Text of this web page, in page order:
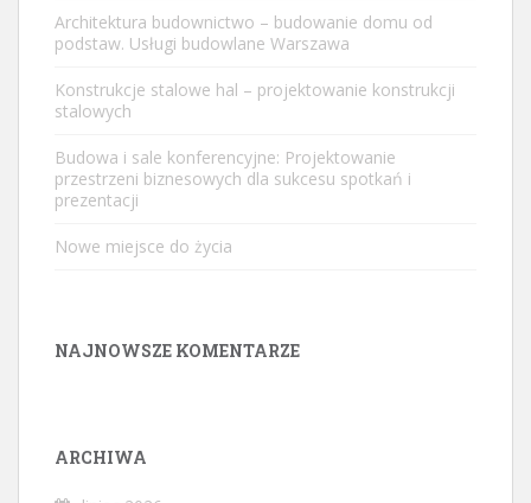
Architektura budownictwo – budowanie domu od
podstaw. Usługi budowlane Warszawa
Konstrukcje stalowe hal – projektowanie konstrukcji
stalowych
Budowa i sale konferencyjne: Projektowanie
przestrzeni biznesowych dla sukcesu spotkań i
prezentacji
Nowe miejsce do życia
NAJNOWSZE KOMENTARZE
ARCHIWA